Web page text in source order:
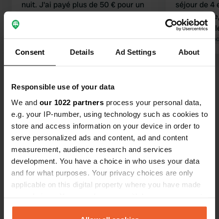
Consent Details Ad Settings About
Responsible use of your data
We and our 1022 partners process your personal data,
e.g. your IP-number, using technology such as cookies to
store and access information on your device in order to
serve personalized ads and content, ad and content
measurement, audience research and services
development. You have a choice in who uses your data
and for what purposes. Your privacy choices are only
applicable on this digital property where you have made
any time from the Cookie Declaration or by clicking on
nuit. J'ai payé plus de 50 € pour un
séjour de 4
être
heure
les
la
Traduit par
Es-tu déjà venu ici ?
Contact